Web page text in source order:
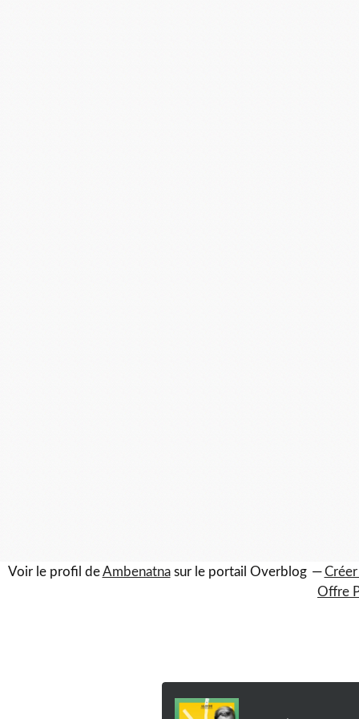
Voir le profil deAmbenatnasur le portail Overblog
Offre